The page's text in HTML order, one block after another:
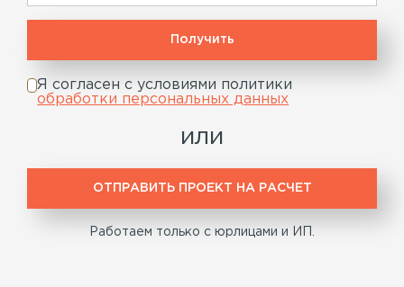
Я согласен с условиями политики
обработки персональных данных
или
ОТПРАВИТЬ ПРОЕКТ НА РАСЧЕТ
Работаем только с юрлицами и ИП.